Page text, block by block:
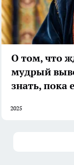
О том, что
мудрый
знать, пока
2025